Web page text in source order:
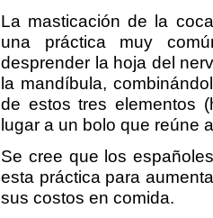
La masticación de la
una práctica muy
desprender la hoja del
la mandíbula,
de estos tres elementos
lugar a un bolo que reúne
Se cree que los
esta práctica para
sus costos en comida.